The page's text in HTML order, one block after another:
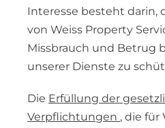
Interesse besteht darin,
von Weiss Property
Missbrauch und Betrug
unserer Dienste zu
Die Erfüllung der
Verpflichtungen , die für